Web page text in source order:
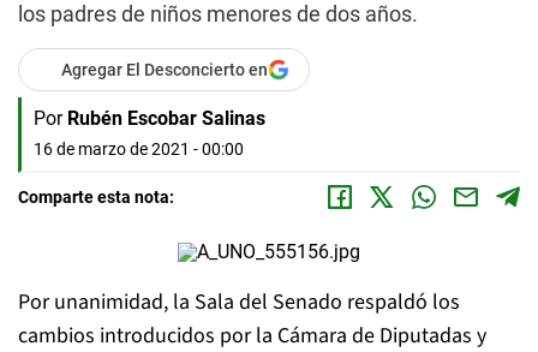
los padres de niños menores de dos años.
Agregar El Desconcierto en
Por Rubén Escobar Salinas
16 de marzo de 2021 - 00:00
Comparte esta nota:
Por unanimidad, la Sala del Senado respaldó los
cambios introducidos por la Cámara de Diputadas y